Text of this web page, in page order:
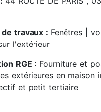
de travaux : Fenêtres |
l'extérieur
RGE : Fourniture et
extérieures en maison
et petit tertiaire